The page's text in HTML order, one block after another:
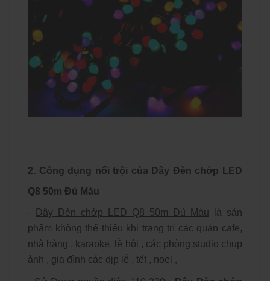
2. Công dụng nổi trội của Dây Đèn chớp LED
Q8 50m Đủ Màu
- Dây Đèn chớp LED Q8 50m Đủ Màu là sản
phẩm không thể thiếu khi trang trí các quán cafe,
nhà hàng , karaoke, lễ hội , các phòng studio chụp
ảnh , gia đình các dịp lễ , tết , noel ,